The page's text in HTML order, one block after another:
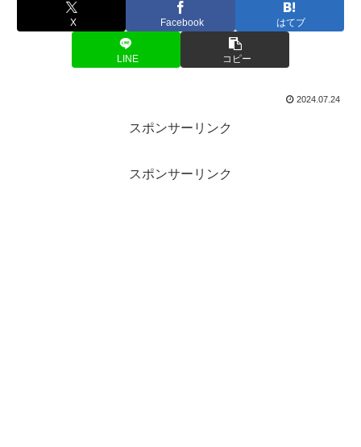
X Facebook はてブ
LINE コピー
2024.07.24
スポンサーリンク
スポンサーリンク